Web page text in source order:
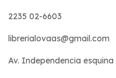
2235 02-6603
librerialovaas@gmail.com
Av. Independencia esquina